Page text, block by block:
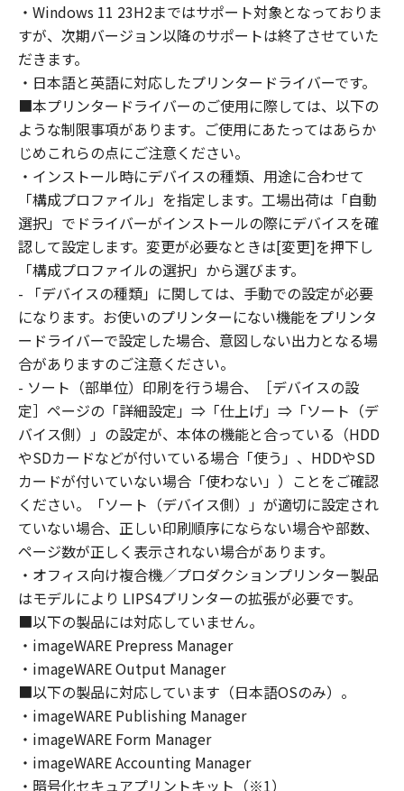
ェア」を使用させることができますが、かかる
コンピューターの使用者に本契約書上の義務お
よび条件を遵守させるとともに、その履行に関
し全責任を負うことを条件とします。
(2) お客様は、上記(1)に基づいて「本ソフトウ
ェア」を使用するためのバックアップとして、
「本ソフトウェア」を１部、複製することがで
きます。
(3) 上記(1)および(2)に定める場合を除き、キヤ
ノンまたはキヤノンのライセンサーのいかなる
知的財産権も、明示たると黙示たるとを問わ
ず、本契約書によってお客様に譲渡あるいは許
諾されるものではありません。
２．制限
(1) お客様は、再使用許諾、譲渡、販売、頒
布、リースもしくは貸与その他の方法により、
第三者に「本ソフトウェア」を使用させること
はできません。
(2) お客様は、「本ソフトウェア」の全部また
は一部を修正、改変、逆コンパイル、逆アセン
ブル、その他リバースエンジニアリング等する
ことはできません。また第三者にこのような行
為をさせてはなりません。
３．著作権表示
お客様は、「本ソフトウェア」に含まれるキヤ
ノンまたはキヤノンのライセンサーの著作権表
示を変更し、除去しもしくは削除してはなりま
せん。
４．所有権
「本ソフトウェア」に係る権原および所有権
は、その内容によりキヤノンまたはキヤノンの
ライセンサーに帰属します。
５．輸出
お客様は、日本国政府または関連する外国政府
より必要な許可等を得ることなしに、「本ソフ
トウェア」の全部または一部を、直接または間
・Windows 11 23H2まではサポート対象となっておりま
すが、次期バージョン以降のサポートは終了させていた
だきます。
・日本語と英語に対応したプリンタードライバーです。
■本プリンタードライバーのご使用に際しては、以下の
ような制限事項があります。ご使用にあたってはあらか
じめこれらの点にご注意ください。
・インストール時にデバイスの種類、用途に合わせて
「構成プロファイル」を指定します。工場出荷は「自動
選択」でドライバーがインストールの際にデバイスを確
認して設定します。変更が必要なときは[変更]を押下し
「構成プロファイルの選択」から選びます。
- 「デバイスの種類」に関しては、手動での設定が必要
になります。お使いのプリンターにない機能をプリンタ
ードライバーで設定した場合、意図しない出力となる場
合がありますのご注意ください。
- ソート（部単位）印刷を行う場合、［デバイスの設
定］ページの「詳細設定」⇒「仕上げ」⇒「ソート（デ
バイス側）」の設定が、本体の機能と合っている（HDD
やSDカードなどが付いている場合「使う」、HDDやSD
カードが付いていない場合「使わない」）ことをご確認
ください。「ソート（デバイス側）」が適切に設定され
ていない場合、正しい印刷順序にならない場合や部数、
ページ数が正しく表示されない場合があります。
・オフィス向け複合機／プロダクションプリンター製品
はモデルにより LIPS4プリンターの拡張が必要です。
■以下の製品には対応していません。
・imageWARE Prepress Manager
・imageWARE Output Manager
■以下の製品に対応しています（日本語OSのみ）。
・imageWARE Publishing Manager
・imageWARE Form Manager
・imageWARE Accounting Manager
・暗号化セキュアプリントキット（※1）